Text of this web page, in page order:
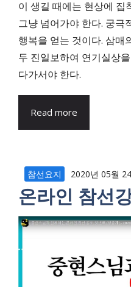
이 생길 때에는 현상에 집
그냥 넘어가야 한다. 궁극
행복을 얻는 것이다. 삼매
두 진일보하여 연기실상
다가서야 한다.
Read more
참선요지 2020년 05월
온라인 참선